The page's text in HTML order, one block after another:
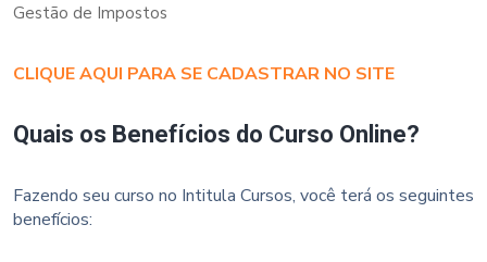
Gestão de Impostos
CLIQUE AQUI PARA SE CADASTRAR NO SITE
Quais os Benefícios do Curso Online?
Fazendo seu curso no Intitula Cursos, você terá os seguintes
benefícios: